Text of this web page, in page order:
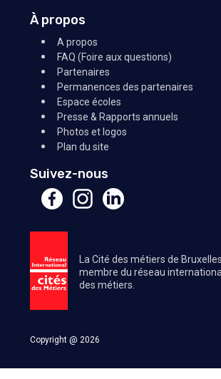
À propos
A propos
FAQ (Foire aux questions)
Partenaires
Permanences des partenaires
Espace écoles
Presse & Rapports annuels
Photos et logos
Plan du site
Suivez-nous
La Cité des métiers de
membre du réseau
des métiers.
Copyright @ 2026